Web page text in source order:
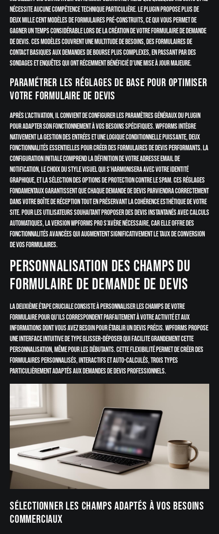
nécessite aucune compétence technique particulière. Le plugin propose plus de
deux mille cent modèles de formulaires pré-construits, ce qui vous permet de
gagner un temps considérable lors de la création de votre formulaire de demande
de devis. Ces modèles couvrent une multitude de besoins, des formulaires de
contact basiques aux demandes de bourse plus complexes, en passant par des
sondages et enquêtes qui ont récemment bénéficié d’une mise à jour majeure.
Paramétrer les réglages de base pour optimiser
votre formulaire de devis
Après l’activation, il convient de configurer les paramètres généraux du plugin
pour adapter son fonctionnement à vos besoins spécifiques. WPForms intègre
nativement la gestion des entrées et une logique conditionnelle puissante, deux
fonctionnalités essentielles pour créer des formulaires de devis performants. La
configuration initiale comprend la définition de votre adresse email de
notification, le choix du style visuel qui s’harmonisera avec votre identité
graphique, et la sélection des options de protection contre le spam. Ces réglages
fondamentaux garantissent que chaque demande de devis parviendra correctement
dans votre boîte de réception tout en préservant la cohérence esthétique de votre
site. Pour les utilisateurs souhaitant proposer des devis instantanés avec calculs
automatiques, la version WPForms Pro s’avère nécessaire, car elle offre des
fonctionnalités avancées qui augmentent significativement le taux de conversion
de vos formulaires.
Personnalisation des champs du
formulaire de demande de devis
La deuxième étape cruciale consiste à personnaliser les champs de votre
formulaire pour qu’ils correspondent parfaitement à votre activité et aux
informations dont vous avez besoin pour établir un devis précis. WPForms propose
une interface intuitive de type glisser-déposer qui facilite grandement cette
personnalisation, même pour les débutants. Cette flexibilité permet de créer des
formulaires personnalisés, interactifs et auto-calculés, trois types
particulièrement adaptés aux demandes de devis professionnels.
Sélectionner les champs adaptés à vos besoins
commerciaux